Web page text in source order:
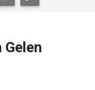
Gelen